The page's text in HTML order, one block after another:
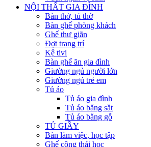
NỘI THẤT GIA ĐÌNH
Bàn thờ, tủ thờ
Bàn ghế phòng khách
Ghế thư giãn
Đợt trang trí
Kệ tivi
Bàn ghế ăn gia đình
Giường ngủ người lớn
Giường ngủ trẻ em
Tủ áo
Tủ áo gia đình
Tủ áo bằng sắt
Tủ áo bằng gỗ
TỦ GIẦY
Bàn làm việc, học tập
Ghế công thái học